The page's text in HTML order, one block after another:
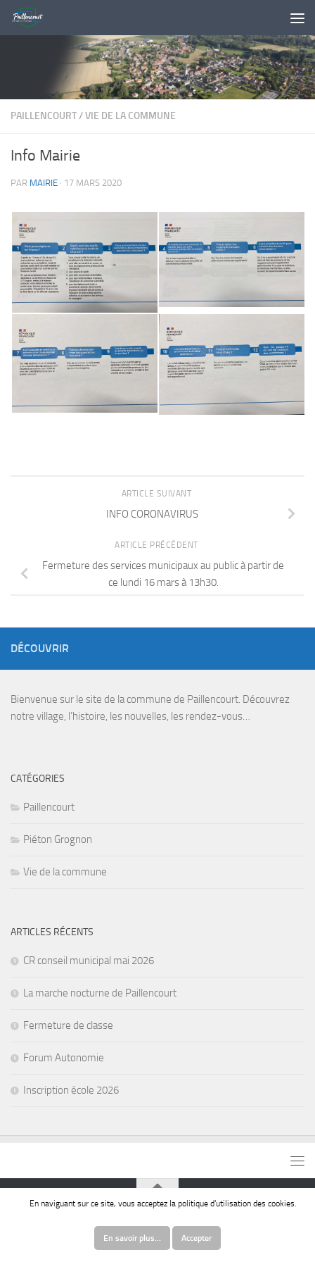
Skip to content
PAILLENCOURT/VIE DE LA COMMUNE
Info Mairie
PAR MAIRIE · 17 MARS 2020
ARTICLE SUIVANT
INFO CORONAVIRUS
ARTICLE PRÉCÉDENT
Fermeture des services municipaux au public à partir de
ce lundi 16 mars à 13h30.
DÉCOUVRIR
Bienvenue sur le site de la commune de Paillencourt. Découvrez
notre village, l’histoire, les nouvelles, les rendez-vous…
CATÉGORIES
Paillencourt
Piéton Grognon
Vie de la commune
ARTICLES RÉCENTS
CR conseil municipal mai 2026
La marche nocturne de Paillencourt
Fermeture de classe
Forum Autonomie
Inscription école 2026
En naviguant sur ce site, vous acceptez la politique d'utilisation des cookies.
En savoir plus… Accepter